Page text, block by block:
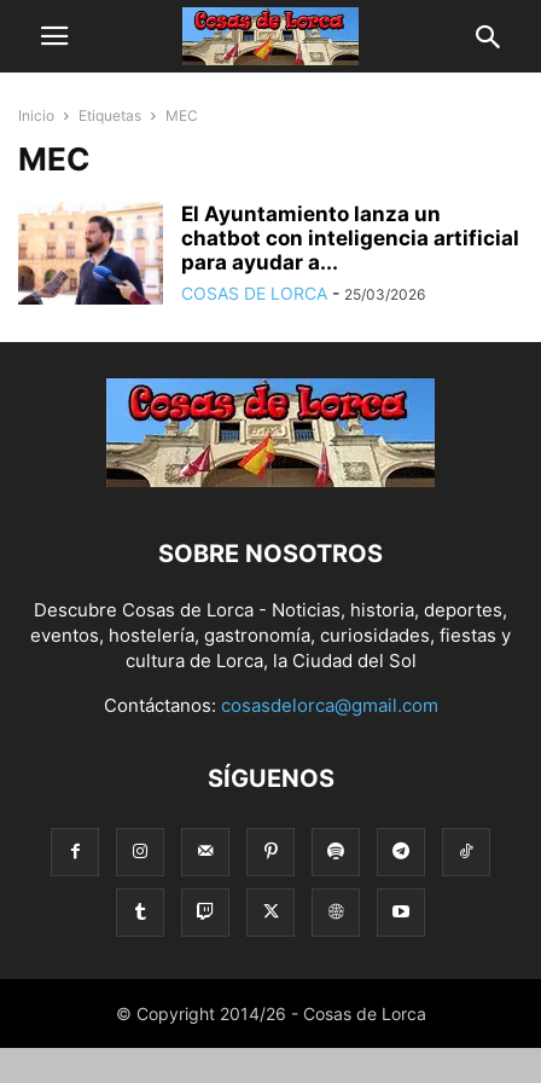
Inicio Etiquetas MEC
MEC
El Ayuntamiento lanza un
chatbot con inteligencia artificial
para ayudar a...
COSAS DE LORCA - 25/03/2026
SOBRE NOSOTROS
Descubre Cosas de Lorca - Noticias, historia, deportes,
eventos, hostelería, gastronomía, curiosidades, fiestas y
cultura de Lorca, la Ciudad del Sol
Contáctanos: cosasdelorca@gmail.com
SÍGUENOS
© Copyright 2014/26 - Cosas de Lorca